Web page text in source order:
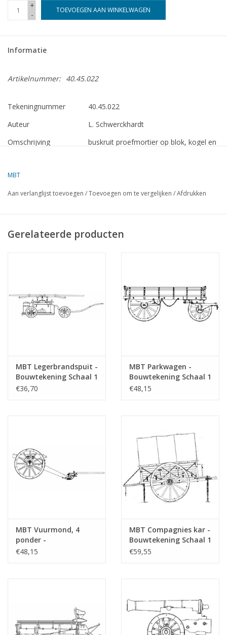
+
-
TOEVOEGEN AAN WINKELWAGEN
Informatie
Artikelnummer: 40.45.022
Tekeningnummer
40.45.022
Auteur
L. Schwerckhardt
Omschrijving
buskruit proefmortier op blok, kogel en
Kwaliteit
Moeilijkheidsgraad
Aantal bladen A3
Aantal bladen A4
Aantal bladen A4 tekst
0
Gewicht in gram
65
MBT
Aan verlanglijst toevoegen /Toevoegen om te vergelijken /Afdrukken
Gerelateerde producten
MBT Legerbrandspuit -
Bouwtekening Schaal 1
: 10 (40.42.014)
€36,70
MBT Parkwagen -
Bouwtekening Schaal 1
: 8 (40.45.001)
€48,15
MBT Vuurmond, 4
ponder -
Bouwtekening Schaal 1
€48,15
MBT Compagnies kar -
Bouwtekening Schaal 1
: 8 (40.45.003)
€59,55